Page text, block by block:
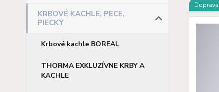
KRBOVÉ KACHLE, PECE,
PIECKY
Krbové kachle BOREAL
THORMA EXKLUZÍVNE KRBY A
KACHLE